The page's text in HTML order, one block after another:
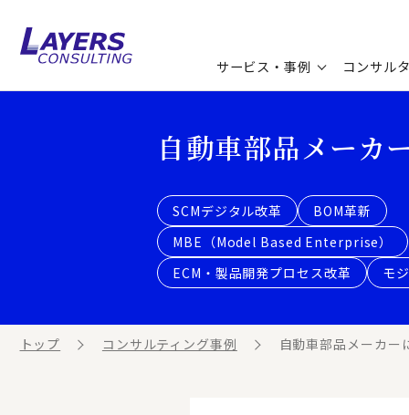
サービス・事例 コンサル
コンサルティングサービス
お客様の声
セミナー情報
最新ソリューション
ビジネス用語集
ビジネステーマ解説集
動画ライブラリ
企業情報
連載／寄稿／書籍
自動車部品メーカ
SCMデジタル改革
BOM革新
MBE（Model Based Enterprise）
ECM・製品開発プロセス改革
モ
トップ コンサルティング事例 自動車部品メーカー